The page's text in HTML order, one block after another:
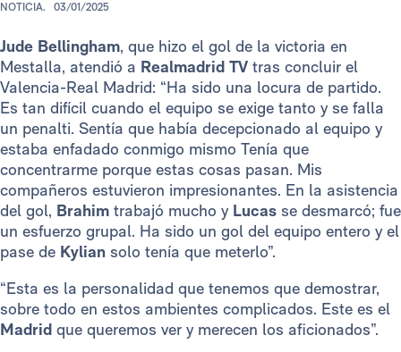
NOTICIA. 03/01/2025
Jude Bellingham, que hizo el gol de la victoria en
Mestalla, atendió a Realmadrid TV tras concluir el
Valencia-Real Madrid: “Ha sido una locura de partido.
Es tan difícil cuando el equipo se exige tanto y se falla
un penalti. Sentía que había decepcionado al equipo y
estaba enfadado conmigo mismo Tenía que
concentrarme porque estas cosas pasan. Mis
compañeros estuvieron impresionantes. En la asistencia
del gol, Brahim trabajó mucho y Lucas se desmarcó; fue
un esfuerzo grupal. Ha sido un gol del equipo entero y el
pase de Kylian solo tenía que meterlo”.
“Esta es la personalidad que tenemos que demostrar,
sobre todo en estos ambientes complicados. Este es el
Madrid que queremos ver y merecen los aficionados”.